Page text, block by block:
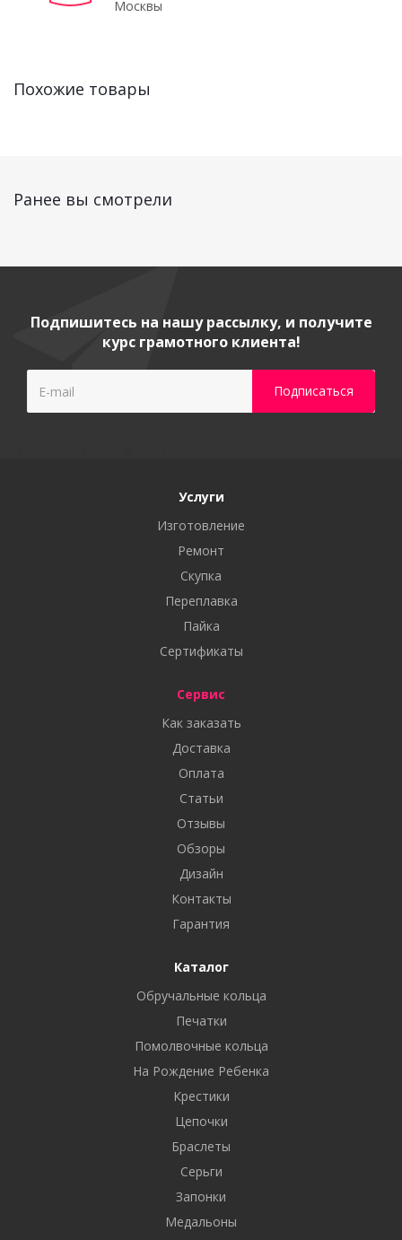
Москвы
Похожие товары
Ранее вы смотрели
Подпишитесь на нашу рассылку, и получите
курс грамотного клиента!
Услуги
Изготовление
Ремонт
Скупка
Переплавка
Пайка
Сертификаты
Сервис
Как заказать
Доставка
Оплата
Статьи
Отзывы
Обзоры
Дизайн
Контакты
Гарантия
Каталог
Обручальные кольца
Печатки
Помолвочные кольца
На Рождение Ребенка
Крестики
Цепочки
Браслеты
Серьги
Запонки
Медальоны